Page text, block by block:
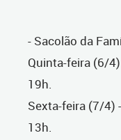
- Sacolão da
Quinta-feira (6/
19h.
Sexta-feira (7/4)
13h.